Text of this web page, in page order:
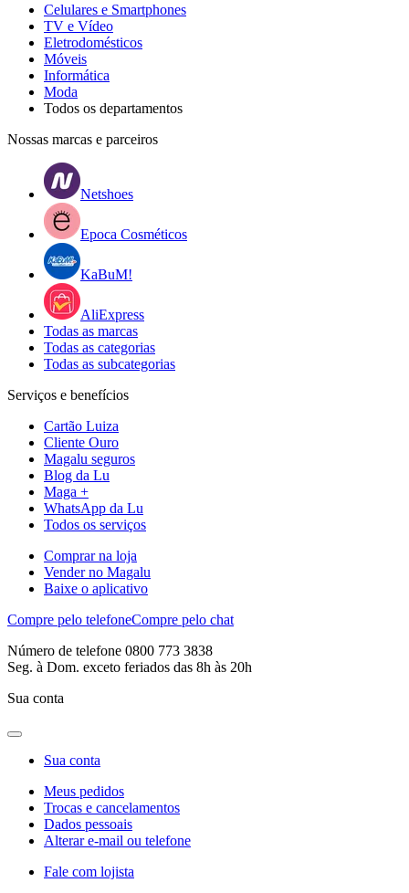
Celulares e Smartphones
TV e Vídeo
Eletrodomésticos
Móveis
Informática
Moda
Todos os departamentos
Nossas marcas e parceiros
Netshoes
Epoca Cosméticos
KaBuM!
AliExpress
Todas as marcas
Todas as categorias
Todas as subcategorias
Serviços e benefícios
Cartão Luiza
Cliente Ouro
Magalu seguros
Blog da Lu
Maga +
WhatsApp da Lu
Todos os serviços
Comprar na loja
Vender no Magalu
Baixe o aplicativo
Compre pelo telefoneCompre pelo chat
Número de telefone 0800 773 3838
Seg. à Dom. exceto feriados das 8h às 20h
Sua conta
Sua conta
Meus pedidos
Trocas e cancelamentos
Dados pessoais
Alterar e-mail ou telefone
Fale com lojista